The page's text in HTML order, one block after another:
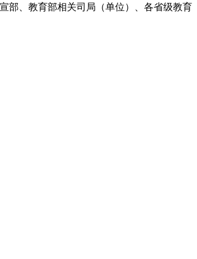
部、教育部相关司局（单位）、各省级教育